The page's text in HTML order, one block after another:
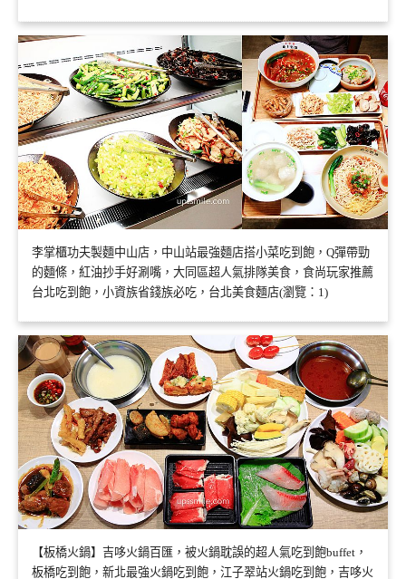
李掌櫃功夫製麵中山店，中山站最強麵店搭小菜吃到飽，Q彈帶勁
的麵條，紅油抄手好涮嘴，大同區超人氣排隊美食，食尚玩家推薦
台北吃到飽，小資族省錢族必吃，台北美食麵店(瀏覽：1)
【板橋火鍋】吉哆火鍋百匯，被火鍋耽誤的超人氣吃到飽buffet，
板橋吃到飽，新北最強火鍋吃到飽，江子翠站火鍋吃到飽，吉哆火